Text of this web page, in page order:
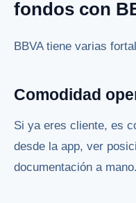
fondos con
BBVA tiene varias
Comodidad
Si ya eres cliente, es
desde la app, ver
documentación a mano.